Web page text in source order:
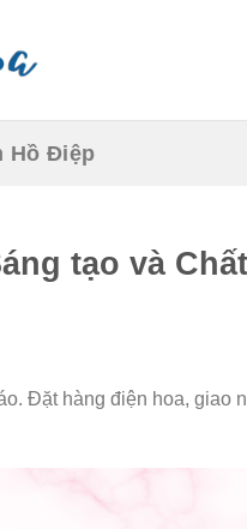
Hồ Điệp
tạo và
Đặt hàng điện hoa, giao